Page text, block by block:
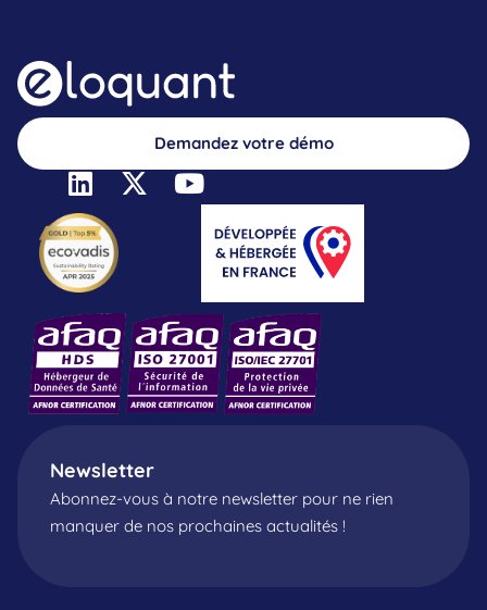
Demandez votre démo
Newsletter
Abonnez-vous à notre newsletter pour ne rien
manquer de nos prochaines actualités !